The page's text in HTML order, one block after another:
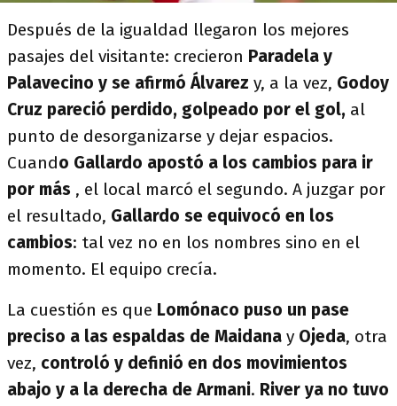
Después de la igualdad llegaron los mejores
pasajes del visitante: crecieron Paradela y
Palavecino y se afirmó Álvarez y, a la vez, Godoy
Cruz pareció perdido, golpeado por el gol, al
punto de desorganizarse y dejar espacios.
Cuando Gallardo apostó a los cambios para ir
por más , el local marcó el segundo. A juzgar por
el resultado, Gallardo se equivocó en los
cambios: tal vez no en los nombres sino en el
momento. El equipo crecía.
La cuestión es que Lomónaco puso un pase
preciso a las espaldas de Maidana y Ojeda, otra
vez, controló y definió en dos movimientos
abajo y a la derecha de Armani. River ya no tuvo